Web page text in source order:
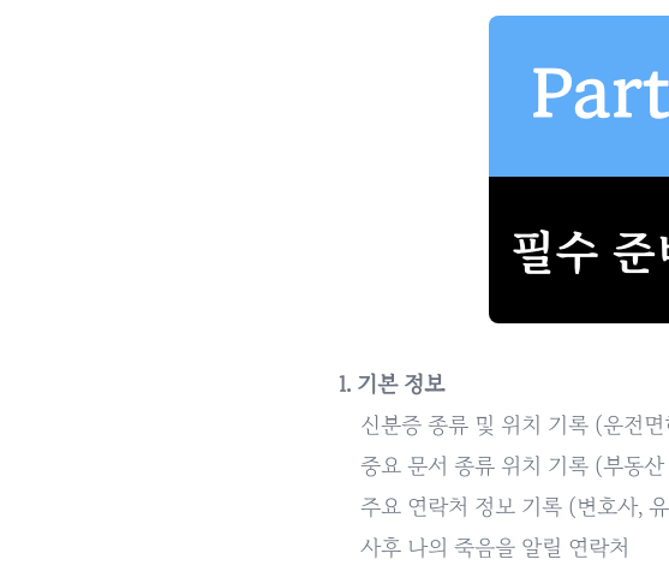
1. 기본 정보
신분증 종류 및 위치 기록 (운전
중요 문서 종류 위치 기록 (부동
주요 연락처 정보 기록 (변호사,
사후 나의 죽음을 알릴 연락처